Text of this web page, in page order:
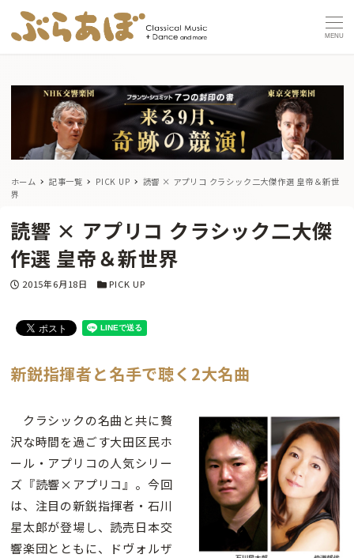
MENU
ホーム 記事一覧 PICK UP
読響 × アプリコ クラシック二大傑作選 皇帝＆新世
界
読響 × アプリコ クラシック二大傑
作選 皇帝＆新世界
投稿日
2015年6月18日 カテゴリー
PICK UP
新鋭指揮者と名手で聴く2大名曲
クラシックの名曲と共に贅
沢な時間を過ごす大田区民ホ
ール・アプリコの人気シリー
ズ『読響×アプリコ』。今回
は、注目の新鋭指揮者・石川
星太郎が登場し、読売日本交
響楽団とともに、ドヴォルザ